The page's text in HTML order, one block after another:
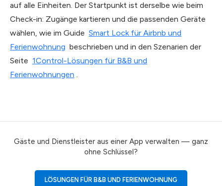
auf alle Einheiten. Der Startpunkt ist derselbe wie beim
Check-in: Zugänge kartieren und die passenden Geräte
wählen, wie im Guide Smart Lock für Airbnb und
Ferienwohnung beschrieben und in den Szenarien der
Seite 1Control-Lösungen für B&B und
Ferienwohnungen .
Gäste und Dienstleister aus einer App verwalten — ganz
ohne Schlüssel?
LÖSUNGEN FÜR B&B UND FERIENWOHNUNG